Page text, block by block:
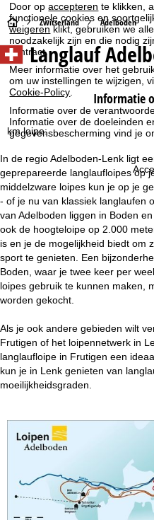
Door opaccepteren te klikken,
functionele cookies en
weigerenklikt, gebruiken we
noodzakelijk zijn en die nodig
contract.
Meer informatie over het
om uw instellingen te wijzigen,
Cookie-Policy
Informatie over de
Informatie over de doeleinden
gegevensbescherming vind je
S
t
a
r
t
a
g
i
n
Zwitserland Adelboden
Langlauf
Informatie
km loipe:
In de regio Adelboden-Lenk ligt
geprepareerde langlaufloipes op
middelzware loipes kun je op je
- of je nu van klassiek langlaufen
van Adelboden liggen in Boden
ook de hoogteloipe op 2.000
is en je de mogelijkheid biedt om
sport te genieten. Een
Boden, waar je twee keer per
loipes gebruik te kunnen maken,
worden gekocht.
Als je ook andere gebieden wilt
Frutigen of het loipennetwerk in
langlaufloipe in Frutigen een
kun je in Lenk genieten van
moeilijkheidsgraden.